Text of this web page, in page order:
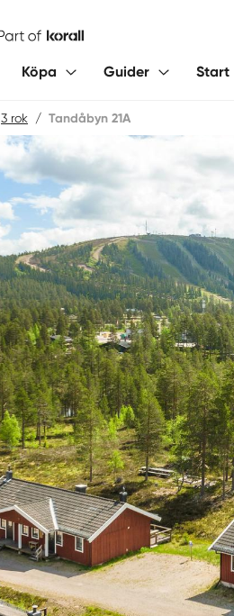
Köpa Guider Start
3 rok / Tandåbyn 21A